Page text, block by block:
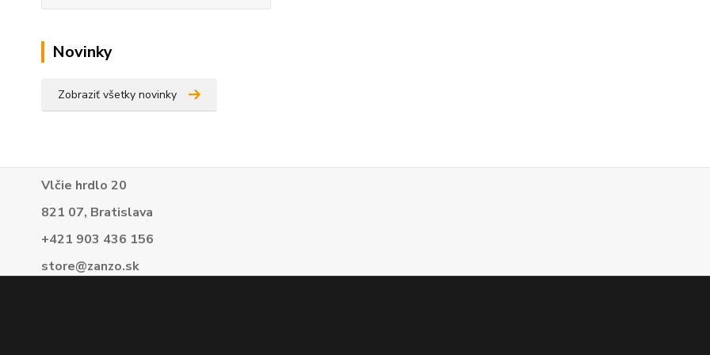
Novinky
Zobraziť všetky novinky
Vlčie hrdlo 20
821 07, Bratislava
+421 903 436 156
store@zanzo.sk